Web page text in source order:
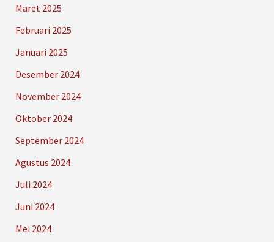
Maret 2025
Februari 2025
Januari 2025
Desember 2024
November 2024
Oktober 2024
September 2024
Agustus 2024
Juli 2024
Juni 2024
Mei 2024